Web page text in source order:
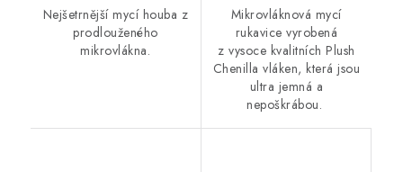
Nejšetrnější mycí houba z
prodlouženého
mikrovlákna.
Mikrovláknová mycí
rukavice vyrobená
z vysoce kvalitních Plush
Chenilla vláken, která jsou
ultra jemná a
nepoškrábou.